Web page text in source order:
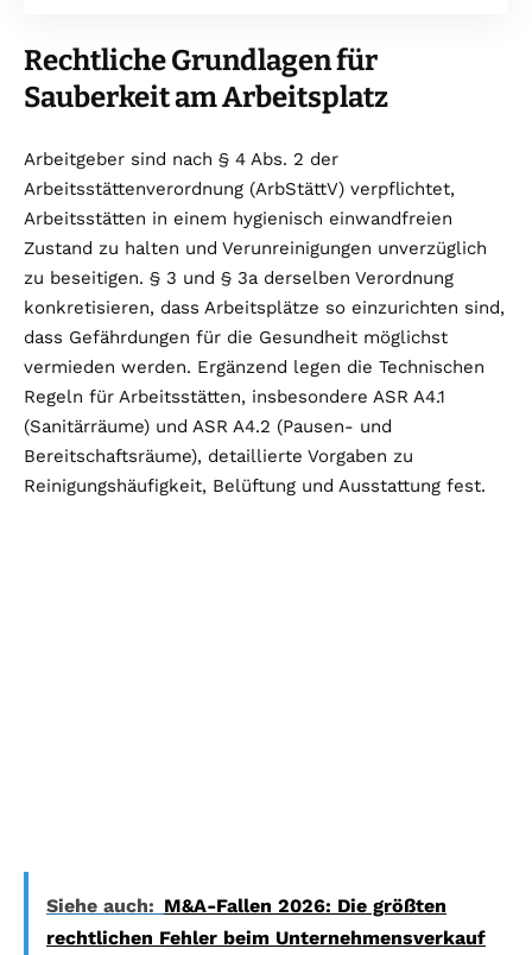
Rechtliche Grundlagen für
Sauberkeit am Arbeitsplatz
Arbeitgeber sind nach § 4 Abs. 2 der
Arbeitsstättenverordnung (ArbStättV) verpflichtet,
Arbeitsstätten in einem hygienisch einwandfreien
Zustand zu halten und Verunreinigungen unverzüglich
zu beseitigen. § 3 und § 3a derselben Verordnung
konkretisieren, dass Arbeitsplätze so einzurichten sind,
dass Gefährdungen für die Gesundheit möglichst
vermieden werden. Ergänzend legen die Technischen
Regeln für Arbeitsstätten, insbesondere ASR A4.1
(Sanitärräume) und ASR A4.2 (Pausen- und
Bereitschaftsräume), detaillierte Vorgaben zu
Reinigungshäufigkeit, Belüftung und Ausstattung fest.
Siehe auch: M&A-Fallen 2026: Die größten
rechtlichen Fehler beim Unternehmensverkauf